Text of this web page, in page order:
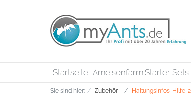
Startseite Ameisenfarm Starter Sets
Sie sind hier: Zubehör Haltungsinfos-Hilfe-2